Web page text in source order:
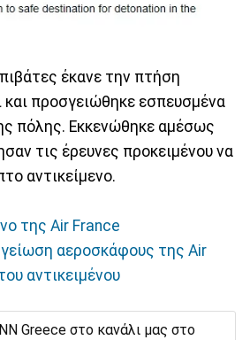
έκανε την πτήση
και προσγειώθηκε εσπευσμένα
πόλης. Εκκενώθηκε αμέσως
τις έρευνες προκειμένου να
αντικείμενο.
της Air France
αεροσκάφους της Air
αντικειμένου
Greece στο κανάλι μας στο